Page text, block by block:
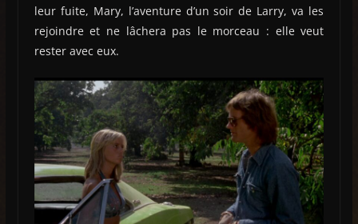
leur fuite, Mary, l’aventure d’un soir de Larry, va les
rejoindre et ne lâchera pas le morceau : elle veut
rester avec eux.